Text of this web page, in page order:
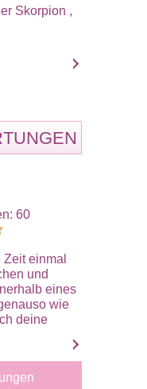
Skorpion ,
60
einmal
und
eines
wie
deine